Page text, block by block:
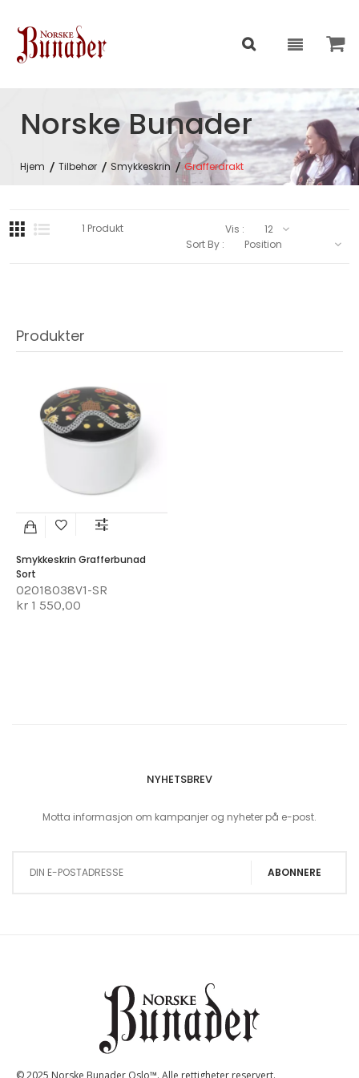
Norske Bunader
Hjem Tilbehør Smykkeskrin Grafferdrakt
Produkter
Smykkeskrin Grafferbunad
Sort
02018038V1-SR
kr 1 550,00
1 Produkt
Vis :
Sort By :
NYHETSBREV
Motta informasjon om kampanjer og nyheter på e-post.
ABONNERE